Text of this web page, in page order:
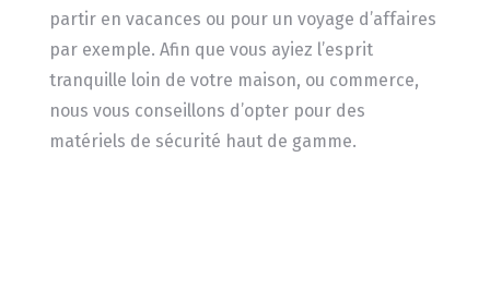
partir en vacances ou pour un voyage d’affaires
par exemple. Afin que vous ayiez l’esprit
tranquille loin de votre maison, ou commerce,
nous vous conseillons d’opter pour des
matériels de sécurité haut de gamme.